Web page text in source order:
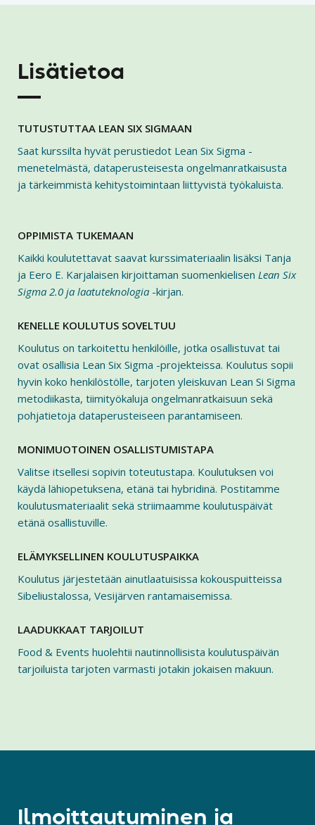
Lisätietoa
TUTUSTUTTAA LEAN SIX SIGMAAN
Saat kurssilta hyvät perustiedot Lean Six Sigma -
menetelmästä, dataperusteisesta ongelmanratkaisusta
ja tärkeimmistä kehitystoimintaan liittyvistä työkaluista.
OPPIMISTA TUKEMAAN
Kaikki koulutettavat saavat kurssimateriaalin lisäksi Tanja
ja Eero E. Karjalaisen kirjoittaman suomenkielisen Lean Six
Sigma 2.0 ja laatuteknologia -kirjan.
KENELLE KOULUTUS SOVELTUU
Koulutus on tarkoitettu henkilöille, jotka osallistuvat tai
ovat osallisia Lean Six Sigma -projekteissa. Koulutus sopii
hyvin koko henkilöstölle, tarjoten yleiskuvan Lean Si Sigma
metodiikasta, tiimityökaluja ongelmanratkaisuun sekä
pohjatietoja dataperusteiseen parantamiseen.
MONIMUOTOINEN OSALLISTUMISTAPA
Valitse itsellesi sopivin toteutustapa. Koulutuksen voi
käydä lähiopetuksena, etänä tai hybridinä. Postitamme
koulutusmateriaalit sekä striimaamme koulutuspäivät
etänä osallistuville.
ELÄMYKSELLINEN KOULUTUSPAIKKA
Koulutus järjestetään ainutlaatuisissa kokouspuitteissa
Sibeliustalossa, Vesijärven rantamaisemissa.
LAADUKKAAT TARJOILUT
Food & Events huolehtii nautinnollisista koulutuspäivän
tarjoiluista tarjoten varmasti jotakin jokaisen makuun.
Ilmoittautuminen ja